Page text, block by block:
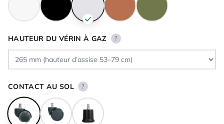
HAUTEUR DU VÉRIN À GAZ ?
CONTACT AU SOL ?